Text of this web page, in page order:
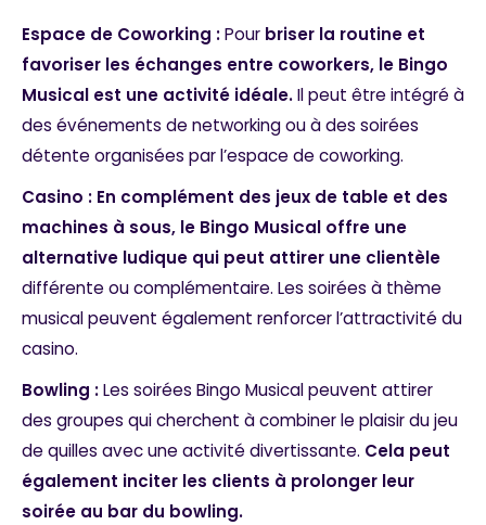
Espace de Coworking :Pour briser la routine et
favoriser les échanges entre coworkers, le Bingo
Musical est une activité idéale.Il peut être intégré à
des événements de networking ou à des soirées
détente organisées par l’espace de coworking.
Casino : En complément des jeux de table et des
machines à sous, le Bingo Musical offre une
alternative ludique qui peut attirer une clientèle
différente ou complémentaire. Les soirées à thème
musical peuvent également renforcer l’attractivité du
casino.
Bowling :Les soirées Bingo Musical peuvent attirer
des groupes qui cherchent à combiner le plaisir du jeu
de quilles avec une activité divertissante. Cela peut
également inciter les clients à prolonger leur
soirée au bar du bowling.